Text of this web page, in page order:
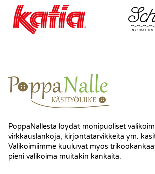
PoppaNallesta löydät monipuoliset
virkkauslankoja, kirjontatarvikkeita ym.
Valikoimiimme kuuluvat myös
pieni valikoima muitakin kankaita.